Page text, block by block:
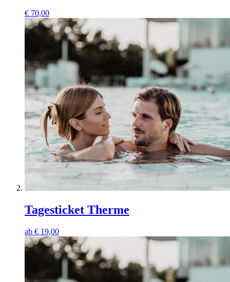
€ 70,00
Tagesticket Therme
ab € 19,00